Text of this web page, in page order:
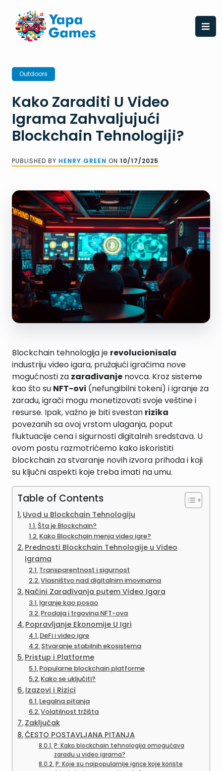
content
Outdoors
Kako Zaraditi U Video
Igrama Zahvaljujući
Blockchain Tehnologiji?
PUBLISHED BY HENRY GREEN ON 10/17/2025
Blockchain tehnologija je revolucionisala
industriju video igara, pružajući igračima nove
mogućnosti za zarađivanje novca. Kroz sisteme
kao što su NFT-ovi (nefungibilni tokeni) i igranje za
zaradu, igrači mogu monetizovati svoje veštine i
resurse. Ipak, važno je biti svestan rizika
povezanih sa ovoj vrstom ulaganja, poput
fluktuacije cena i sigurnosti digitalnih sredstava. U
ovom postu razmotrićemo kako iskoristiti
blockchain za stvaranje novih izvora prihoda i koji
su ključni aspekti koje treba imati na umu.
Table of Contents
Uvod u Blockchain Tehnologiju
Šta je Blockchain?
Kako Blockchain menja video igre?
Prednosti Blockchain Tehnologije u Video
Igrama
Transparentnost i sigurnost
Vlasništvo nad digitalnim imovinama
Načini Zarađivanja putem Video Igara
Igranje kao posao
Prodaja i trgovina NFT-ova
Popravljanje Ekonomije U Igri
DeFi i video igre
Stvaranje stabilnih ekosistema
Pristup i Platforme
Popularne blockchain platforme
Kako se uključiti?
Izazovi i Rizici
Legalna pitanja
Volatilnost tržišta
Zaključak
ČESTO POSTAVLJANA PITANJA
P: Kako blockchain tehnologija omogućava
zaradu u video igrama?
P: Koje su najpopularnije igrice koje koriste